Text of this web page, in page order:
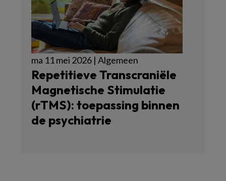
ma 11 mei 2026 | Algemeen
Repetitieve Transcraniële
Magnetische Stimulatie
(rTMS): toepassing binnen
de psychiatrie